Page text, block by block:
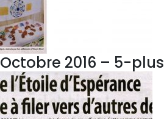
Octobre 2016 – 5-plus